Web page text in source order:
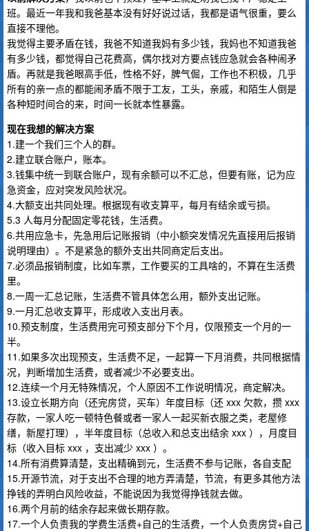
班。最近一年我和我爸基本没有好好说过话，我都是语气很重，要么
直接不理他。
我觉得主要矛盾在钱，我爸不知道我妈有多少钱，我妈也不知道我爸
有多少钱，都觉得自己花费高，偶尔找对方要点钱应急就会各种闹矛
盾。再就是我爸眼高手低，性格不好，脾气倔，工作也不积极，几乎
所有的亲一点的都能闹矛盾不限于工友，工头，亲戚，和陌生人倒是
各种短时间合的来，时间一长就本性暴露。
现在我想的解决方案
1.建一个我们三个人的群。
2.建立联合账户，账本。
3.钱集中统一到联合账户，现有余额可以不汇总，但要有账，记为应
急资金，应对突发风险状况。
4.大额支出共同处理。根据现有收支算平，每月有结余或亏损。
5.3 人每月分配固定零花钱，生活费。
6.共用应急卡，先急用后记账报销（中小额突发情况先直接用后报销
说明理由）。不是紧急的额外支出共同商定后支出。
7.必须品报销制度，比如车票，工作要买的工具啥的，不算在生活费
里。
8.一周一汇总记账，生活费不管具体怎么用，额外支出记账。
9.一月汇总收支算平，形成收入支出月表。
10.预支制度，生活费用完可预支部分下个月，仅限预支一个月的一
半。
11.如果多次出现预支，生活费不足，一起算一下月消费，共同根据情
况，判断增加生活费，或者减少不必要支出。
12.连续一个月无特殊情况，个人原因不工作说明情况，商定解决。
13.设立长期方向（还完房贷，买车）年度目标（还 xxx 欠款，攒 xxx
存款，一家人吃一顿特色餐或者一家人一起买新衣服之类，老屋修
缮，新屋打理），半年度目标（总收入和总支出结余 xxx ），月度目
标（收入目标 xxx ，支出减少 xxx ）。
14.所有消费算清楚，支出精确到元，生活费不参与记账，各自支配
15.开源节流，对于支出不合理的地方弄清楚，节流，有更多其他方法
挣钱的弄明白风险收益，不能说因为我觉得挣钱就去做。
16.两个月前的结余存起来做长期存款。
17.一个人负责我的学费生活费+自己的生活费，一个人负责房贷+自己